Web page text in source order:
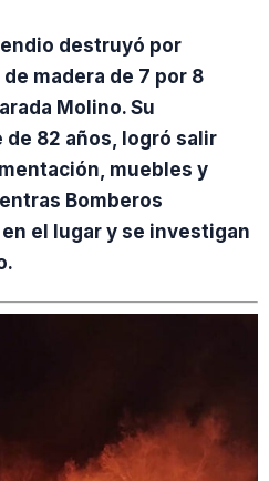
destruyó por
madera de 7 por 8
Molino. Su
82 años, logró salir
muebles y
Bomberos
el lugar y se investigan